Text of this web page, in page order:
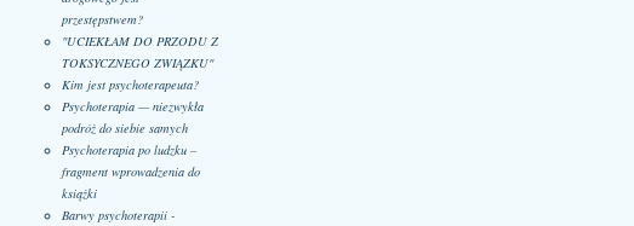
przestępstwem?
"UCIEKŁAM DO PRZODU Z
TOKSYCZNEGO ZWIĄZKU"
Kim jest psychoterapeuta?
Psychoterapia — niezwykła
podróż do siebie samych
Psychoterapia po ludzku –
fragment wprowadzenia do
książki
Barwy psychoterapii -